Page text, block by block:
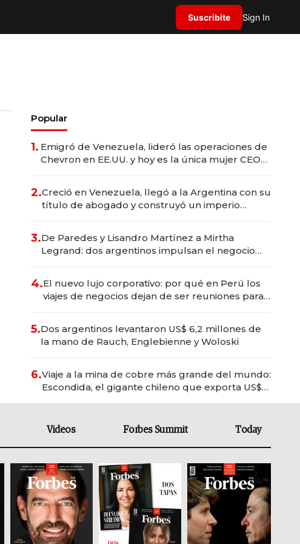
Suscribite Sign In
Popular
1. Emigró de Venezuela, lideró las operaciones de
Chevron en EE.UU. y hoy es la única mujer CEO
2.Creció en Venezuela, llegó a la Argentina con su
título de abogado y construyó un imperio
3.De Paredes y Lisandro Martínez a Mirtha
Legrand: dos argentinos impulsan el negocio
4.El nuevo lujo corporativo: por qué en Perú los
viajes de negocios dejan de ser reuniones para
5.Dos argentinos levantaron US$ 6,2 millones de
la mano de Rauch, Englebienne y Woloski
6.Viaje a la mina de cobre más grande del mundo:
Escondida, el gigante chileno que exporta US$
Videos Forbes Summit Today